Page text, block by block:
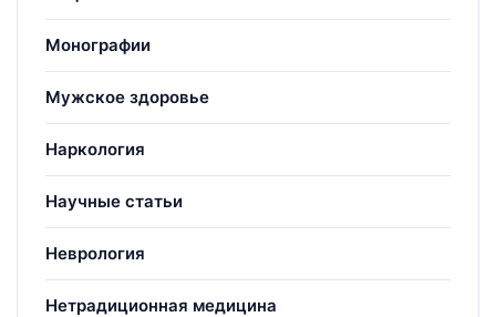
Монографии
Мужское здоровье
Наркология
Научные статьи
Неврология
Нетрадиционная медицина